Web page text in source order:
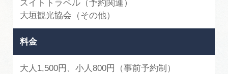
スイトトラベル（予約関連）
大垣観光協会（その他）
料金
大人1,500円、小人800円（事前予約制）